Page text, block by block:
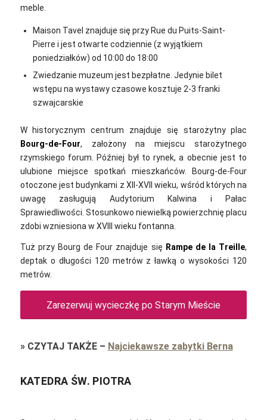
meble.
Maison Tavel znajduje się przy Rue du Puits-Saint-
Pierre i jest otwarte codziennie (z wyjątkiem
poniedziałków) od 10:00 do 18:00
Zwiedzanie muzeum jest bezpłatne. Jedynie bilet
wstępu na wystawy czasowe kosztuje 2-3 franki
szwajcarskie
W historycznym centrum znajduje się starożytny plac
Bourg-de-Four, założony na miejscu starożytnego
rzymskiego forum. Później był to rynek, a obecnie jest to
ulubione miejsce spotkań mieszkańców. Bourg-de-Four
otoczone jest budynkami z XII-XVII wieku, wśród których na
uwagę zasługują Audytorium Kalwina i Pałac
Sprawiedliwości. Stosunkowo niewielką powierzchnię placu
zdobi wzniesiona w XVIII wieku fontanna.
Tuż przy Bourg de Four znajduje się Rampe de la Treille,
deptak o długości 120 metrów z ławką o wysokości 120
metrów.
Zarezerwuj wycieczkę po Starym Mieście
» CZYTAJ TAKŻE– Najciekawsze zabytki Berna
KATEDRA ŚW. PIOTRA